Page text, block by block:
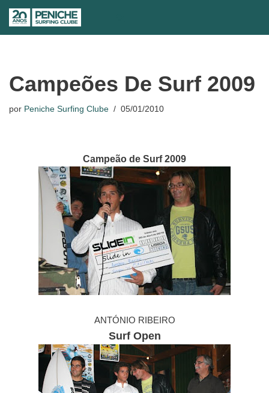
conteúdo
Campeões De Surf 2009
por Peniche Surfing Clube 05/01/2010
Campeão de Surf 2009
ANTÓNIO RIBEIRO
Surf Open